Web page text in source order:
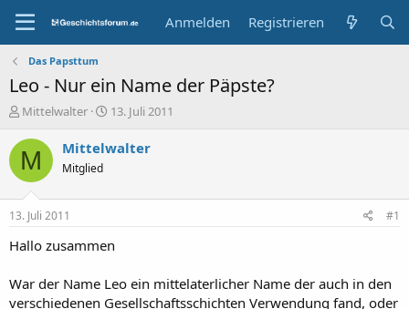
Anmelden Registrieren
Das Papsttum
Leo - Nur ein Name der Päpste?
E
s
t
e
e
r
Mittelwalter
E
s
a
13. Juli 2011
M Mittelwalter
Mitglied
13. Juli 2011 #1
Hallo zusammen
War der Name Leo ein mittelaterlicher Name der auch in den
verschiedenen Gesellschaftsschichten Verwendung fand, oder